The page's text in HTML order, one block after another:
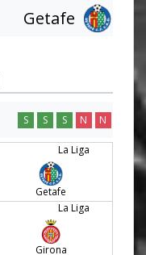
Getafe
S S S N N
La Liga
Getafe
La Liga
Girona